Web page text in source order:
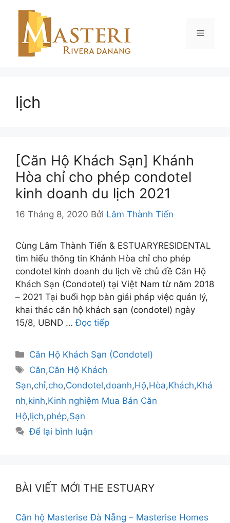
Menu
lịch
[Căn Hộ Khách Sạn] Khánh
Hòa chỉ cho phép condotel
kinh doanh du lịch 2021
16 Tháng 8, 2020 Bởi Lâm Thành Tiến
Cùng Lâm Thành Tiến & ESTUARYRESIDENTAL
tìm hiểu thông tin Khánh Hòa chỉ cho phép
condotel kinh doanh du lịch về chủ đề Căn Hộ
Khách Sạn (Condotel) tại Việt Nam từ năm 2018
– 2021 Tại buổi họp bàn giải pháp việc quản lý,
khai thác căn hộ khách sạn (condotel) ngày
15/8, UBND …Đọc tiếp
Danh
mục
Căn Hộ Khách Sạn (Condotel)
Thẻ
Căn,Căn Hộ Khách
Sạn,chỉ,cho,Condotel,doanh,Hộ,Hòa,Khách,Khá
nh,kinh,Kinh nghiệm Mua Bán Căn
Hộ,lịch,phép,Sạn
Để lại bình luận
BÀI VIẾT MỚI THE ESTUARY
Căn hộ Masterise Đà Nẵng – Masterise Homes